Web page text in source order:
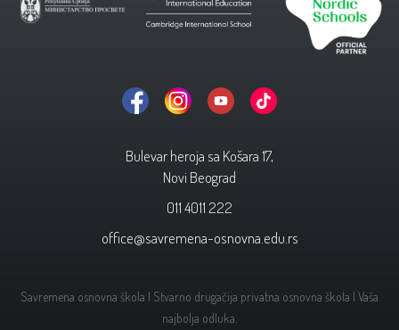
Bulevar heroja sa Košara 17,
Novi Beograd
011 4011 222
office@savremena-osnovna.edu.rs
Savremena osnovna škola | Stvarno drugačija privatna osnovna škola | Vaša
najbolja odluka.